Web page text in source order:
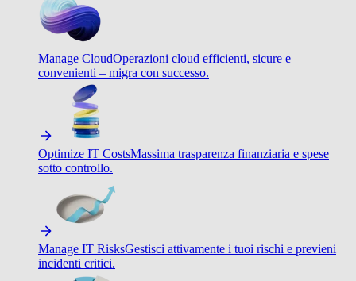
Manage CloudOperazioni cloud efficienti, sicure e
convenienti – migra con successo.
Optimize IT CostsMassima trasparenza finanziaria e spese
sotto controllo.
Manage IT RisksGestisci attivamente i tuoi rischi e previeni
incidenti critici.